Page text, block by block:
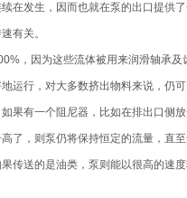
在发生，因而也就在泵的出口提供
有关。
，因为这些流体被用来润滑轴承
运行，对大多数挤出物料来说，仍可
果有一个阻尼器，比如在排出口侧
了，则泵仍将保持恒定的流量，直
传送的是油类，泵则能以很高的速